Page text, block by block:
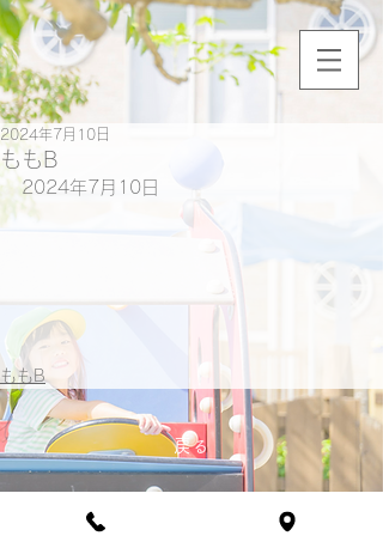
ももB
2024年7月10日
2024年7月10日
ももB
戻る
​社会福祉法人 野原福祉会 野原保育園